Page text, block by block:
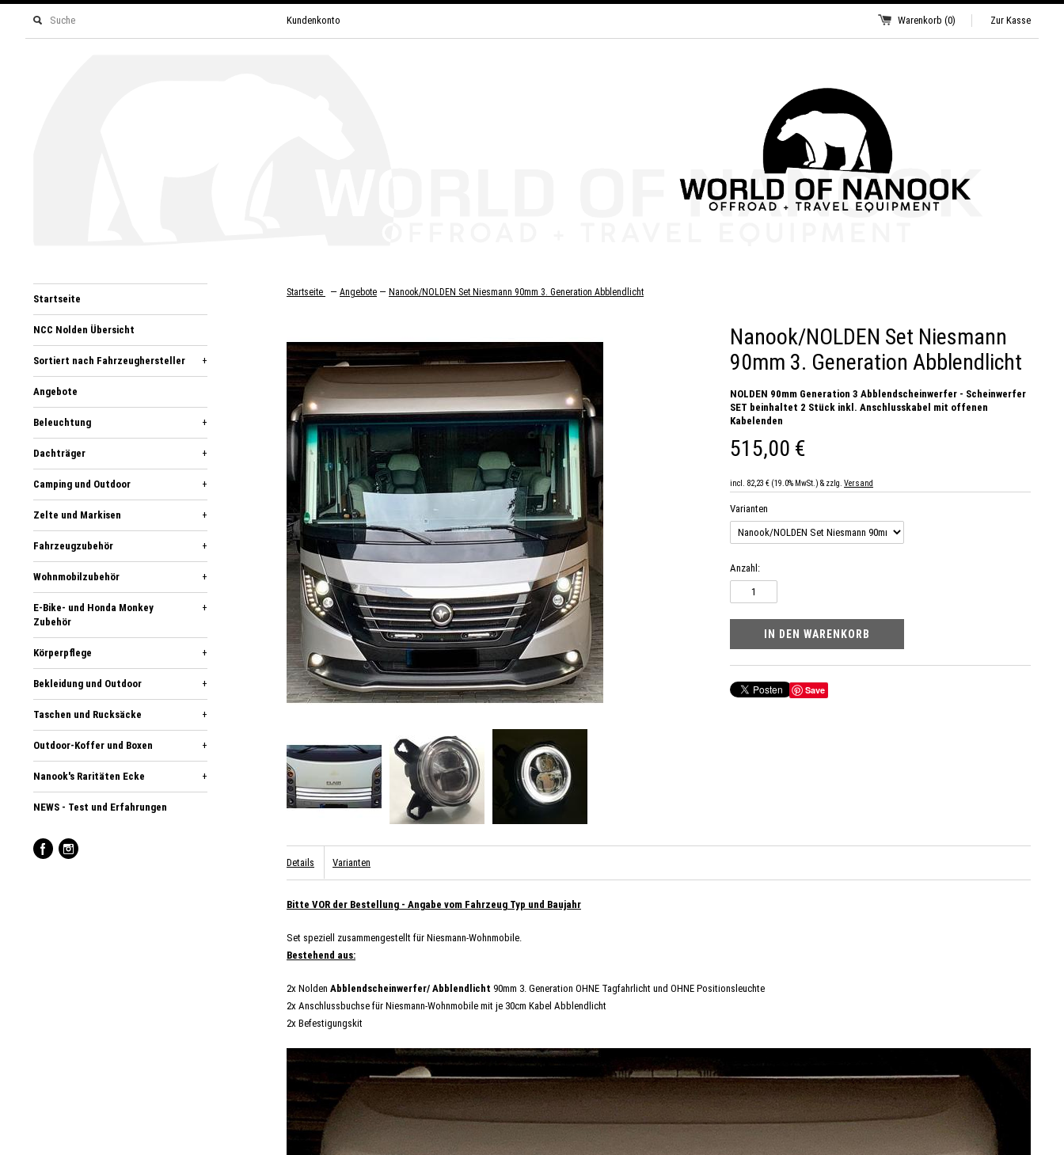
Kundenkonto Warenkorb (0) Zur Kasse
Startseite
NCC Nolden Übersicht
Sortiert nach Fahrzeughersteller +
Angebote
Beleuchtung +
Dachträger +
Camping und Outdoor +
Zelte und Markisen +
Fahrzeugzubehör +
Wohnmobilzubehör +
E-Bike- und Honda Monkey
Zubehör
+
Körperpflege +
Bekleidung und Outdoor +
Taschen und Rucksäcke +
Outdoor-Koffer und Boxen +
Nanook's Raritäten Ecke +
NEWS - Test und Erfahrungen
Startseite — Angebote — Nanook/NOLDEN Set Niesmann 90mm 3. Generation Abblendlicht
Nanook/NOLDEN Set Niesmann
90mm 3. Generation Abblendlicht
NOLDEN 90mm Generation 3 Abblendscheinwerfer - Scheinwerfer
SET beinhaltet 2 Stück inkl. Anschlusskabel mit offenen
Kabelenden
515,00 €
incl. 82,23 € (19.0% MwSt.) & zzlg. Versand
Varianten
Anzahl:
Save
Details Varianten
Bitte VOR der Bestellung - Angabe vom Fahrzeug Typ und Baujahr
Set speziell zusammengestellt für Niesmann-Wohnmobile.
Bestehend aus:
2x Nolden Abblendscheinwerfer/ Abblendlicht 90mm 3. Generation OHNE Tagfahrlicht und OHNE Positionsleuchte
2x Anschlussbuchse für Niesmann-Wohnmobile mit je 30cm Kabel Abblendlicht
2x Befestigungskit